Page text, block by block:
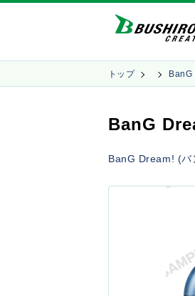
トップ
BanG
BanG Dream! (